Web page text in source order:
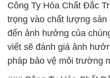
Công Ty Hóa Chất Đắc
trọng vào chất lượng sản
đến ảnh hưởng của
viết sẽ đánh giá ảnh
pháp bảo vệ môi trường